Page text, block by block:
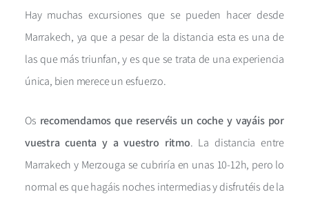
Hay muchas excursiones que se pueden hacer desde
Marrakech, ya que a pesar de la distancia esta es una de
las que más triunfan, y es que se trata de una experiencia
única, bien merece un esfuerzo.
Os recomendamos que reservéis un coche y vayáis por
vuestra cuenta y a vuestro ritmo. La distancia entre
Marrakech y Merzouga se cubriría en unas 10-12h, pero lo
normal es que hagáis noches intermedias y disfrutéis de la